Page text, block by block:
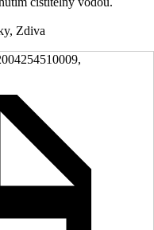
Zdiva